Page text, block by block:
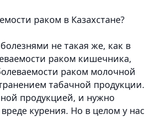
раком в Казахстане?
не такая же, как в
раком кишечника,
раком молочной
табачной продукции.
продукцией, и нужно
курения. Но в целом у нас